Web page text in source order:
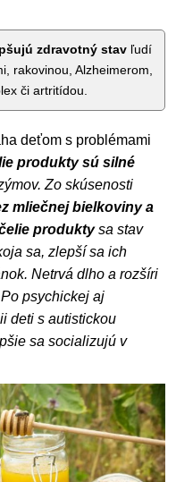
zdravotný stav ľudí
rakovinou, Alzheimerom,
či artritídou.
deťom s problémami
produkty sú silné
Zo skúsenosti
mliečnej bielkoviny a
produktysa stav
sa, zlepší sa ich
Netrvá dlho a rozšíri
psychickej aj
deti s autistickou
sa socializujú v